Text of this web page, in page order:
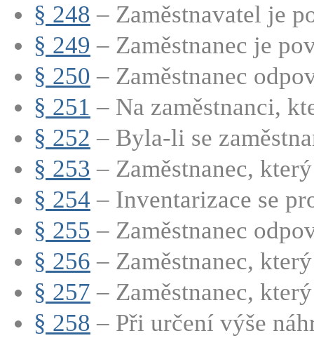
§ 248 – Zaměstnavatel je
§ 249 – Zaměstnanec je
§ 250 – Zaměstnanec
§ 251 – Na zaměstnanci,
§ 252 – Byla-li se
§ 253 – Zaměstnanec,
§ 254 – Inventarizace se
§ 255 – Zaměstnanec
§ 256 – Zaměstnanec,
§ 257 – Zaměstnanec,
§ 258 – Při určení výše